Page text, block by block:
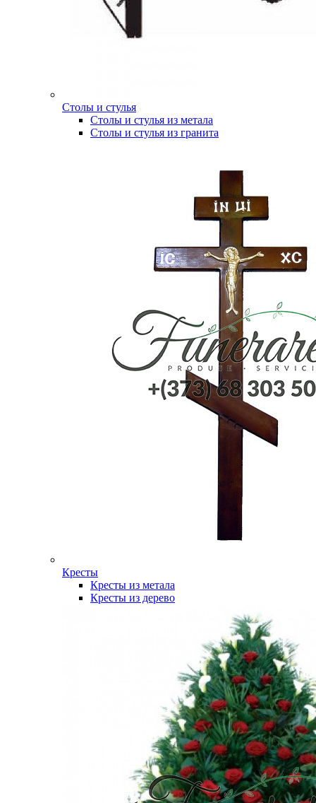
Столы и стулья
Столы и стулья из метала
Столы и стулья из гранита
Кресты
Кресты из метала
Кресты из дерево